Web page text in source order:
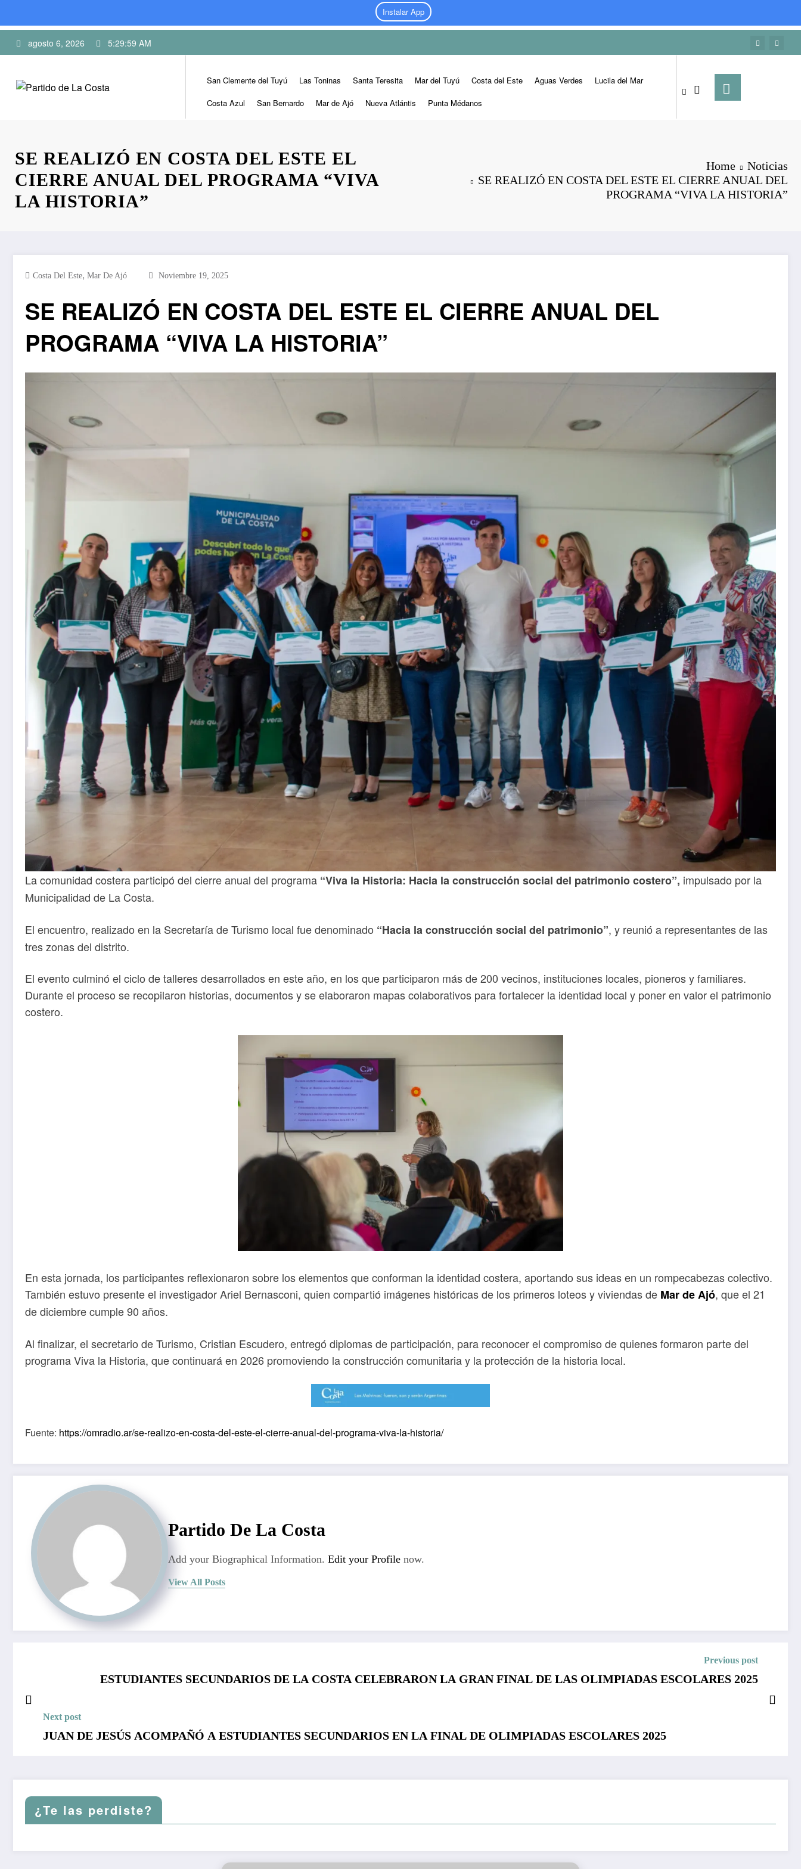
Instalar App
to
agosto 6, 2026 5:30:00 AM
San Clemente del Tuyú Las Toninas Santa Teresita Mar del Tuyú Costa del Este Aguas Verdes
Lucila del Mar
Costa Azul
San Bernardo Mar de Ajó Nueva Atlántis Punta Médanos
SE REALIZÓ EN COSTA DEL ESTE EL
CIERRE ANUAL DEL PROGRAMA “VIVA
LA HISTORIA”
Home
Noticias
SE REALIZÓ EN COSTA DEL ESTE EL CIERRE ANUAL DEL
PROGRAMA “VIVA LA HISTORIA”
Costa Del Este, Mar De Ajó Noviembre 19, 2025
SE REALIZÓ EN COSTA DEL ESTE EL CIERRE ANUAL DEL
PROGRAMA “VIVA LA HISTORIA”
La comunidad costera participó del cierre anual del programa “Viva la Historia: Hacia la construcción social del patrimonio costero”, impulsado por la
Municipalidad de La Costa.
El encuentro, realizado en la Secretaría de Turismo local fue denominado “Hacia la construcción social del patrimonio”, y reunió a representantes de las
tres zonas del distrito.
El evento culminó el ciclo de talleres desarrollados en este año, en los que participaron más de 200 vecinos, instituciones locales, pioneros y familiares.
Durante el proceso se recopilaron historias, documentos y se elaboraron mapas colaborativos para fortalecer la identidad local y poner en valor el patrimonio
costero.
En esta jornada, los participantes reflexionaron sobre los elementos que conforman la identidad costera, aportando sus ideas en un rompecabezas colectivo.
También estuvo presente el investigador Ariel Bernasconi, quien compartió imágenes históricas de los primeros loteos y viviendas de Mar de Ajó, que el 21
de diciembre cumple 90 años.
Al finalizar, el secretario de Turismo, Cristian Escudero, entregó diplomas de participación, para reconocer el compromiso de quienes formaron parte del
programa Viva la Historia, que continuará en 2026 promoviendo la construcción comunitaria y la protección de la historia local.
Fuente: https://omradio.ar/se-realizo-en-costa-del-este-el-cierre-anual-del-programa-viva-la-historia/
Partido De La Costa
Add your Biographical Information. Edit your Profile now.
View All Posts
Previous post
ESTUDIANTES SECUNDARIOS DE LA COSTA CELEBRARON LA GRAN FINAL DE LAS OLIMPIADAS ESCOLARES 2025
Next post
JUAN DE JESÚS ACOMPAÑÓ A ESTUDIANTES SECUNDARIOS EN LA FINAL DE OLIMPIADAS ESCOLARES 2025
¿Te las perdiste?